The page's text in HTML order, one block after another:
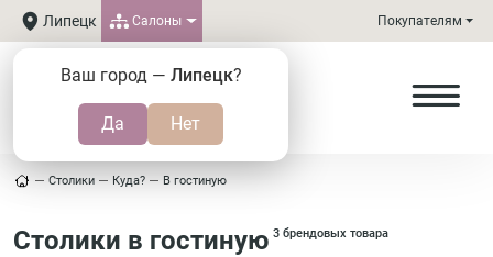
Липецк
Ваш город — Липецк?
Салоны Покупателям
Столики Куда? В гостиную
Столики в гостиную 3 брендовых товара